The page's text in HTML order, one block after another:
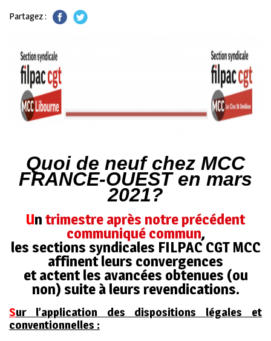
Partagez :
Quoi de neuf chez MCC
FRANCE-OUEST en mars
2021?
Un trimestre après notre précédent
communiqué commun,
les sections syndicales FILPAC CGT MCC
affinent leurs convergences
et actent les avancées obtenues (ou
non) suite à leurs revendications.
Sur l’application des dispositions légales et
conventionnelles :